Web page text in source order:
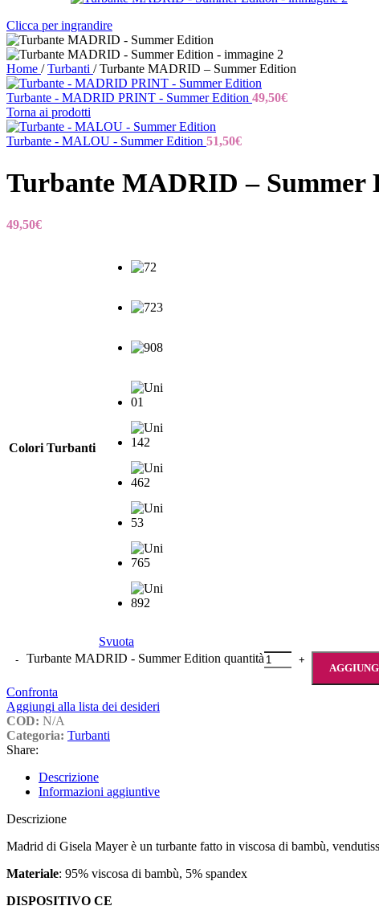
Clicca per ingrandire
Home / Turbanti / Turbante MADRID – Summer Edition
Turbante - MADRID PRINT - Summer Edition 49,50€
Torna ai prodotti
Turbante - MALOU - Summer Edition 51,50€
Turbante MADRID – Summer
49,50€
Colori Turbanti
Svuota
Turbante MADRID - Summer Edition quantità
Confronta
Aggiungi alla lista dei desideri
COD: N/A
Categoria: Turbanti
Share:
Descrizione
Informazioni aggiuntive
Descrizione
Madrid di Gisela Mayer è un turbante fatto in viscosa di bambù,
Materiale: 95% viscosa di bambù, 5% spandex
DISPOSITIVO CE